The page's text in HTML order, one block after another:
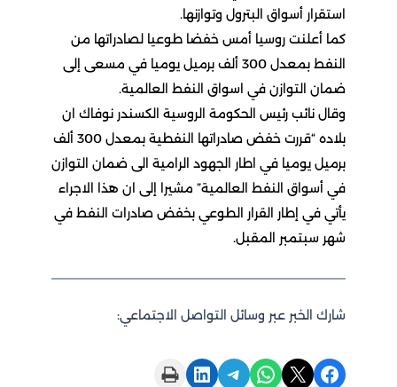
استقرار أسواق البترول وتوازنها.
كما أعلنت روسيا أمس خفضا طوعيا لصادراتها من
النفط بمعدل 300 ألف برميل يوميا في مسعى إلى
ضمان التوازن في اسواق النفط العالمية.
وقال نائب رئيس الحكومة الروسية الكسندر نوفاك ان
بلاده “قررت خفض صادراتها النفطية بمعدل 300 ألف
برميل يوميا في اطار الجهود الرامية الى ضمان التوازن
في أسواق النفط العالمية” مشيرا إلى ان هذا الاجراء
يأتي في إطار القرار الطوعي بخفض صادرات النفط في
شهر سبتمبر المقبل.
شارك الخبر عبر وسائل التواصل الاجتماعي:
Share on Facebook
Share on X
Share on WhatsApp
Share on Telegram
Share on LinkedIn
Print this Page